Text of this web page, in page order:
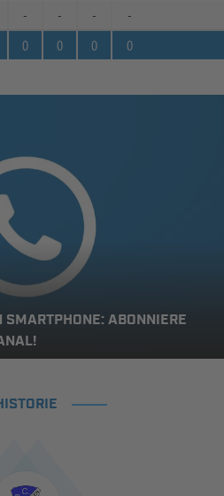
- - -
-
0 0 0 0
ABONNIERE